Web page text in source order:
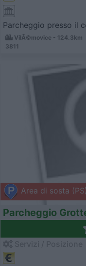
Parcheggio presso il
VilÃ©movice - 124.3km
3811
Area di sosta (PS)
Parcheggio